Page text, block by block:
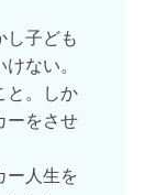
し子ども
ない。
と。しか
ーをさせ
ー人生を